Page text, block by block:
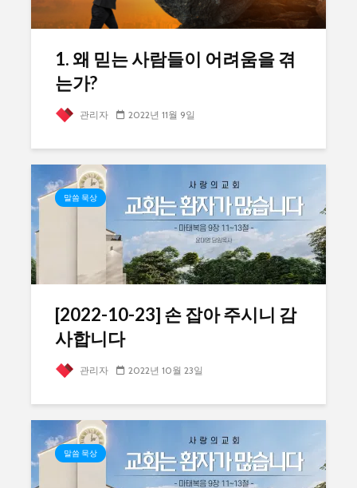
1. 왜 믿는 사람들이 어려움을 겪
는가?
관리자 2022년 11월 9일
말씀 묵상
[2022-10-23] 손 잡아 주시니 감
사합니다
관리자 2022년 10월 23일
말씀 묵상